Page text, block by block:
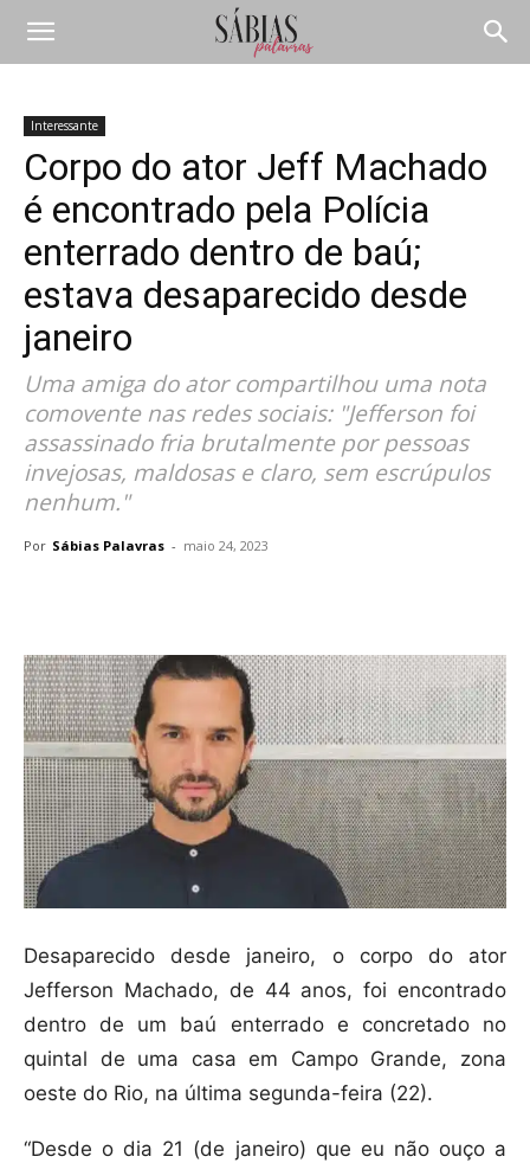
Interessante
Corpo do ator Jeff Machado
é encontrado pela Polícia
enterrado dentro de baú;
estava desaparecido desde
janeiro
Uma amiga do ator compartilhou uma nota
comovente nas redes sociais: "Jefferson foi
assassinado fria brutalmente por pessoas
invejosas, maldosas e claro, sem escrúpulos
nenhum."
Por Sábias Palavras - maio 24, 2023
Desaparecido desde janeiro, o corpo do ator
Jefferson Machado, de 44 anos, foi encontrado
dentro de um baú enterrado e concretado no
quintal de uma casa em Campo Grande, zona
oeste do Rio, na última segunda-feira (22).
“Desde o dia 21 (de janeiro) que eu não ouço a